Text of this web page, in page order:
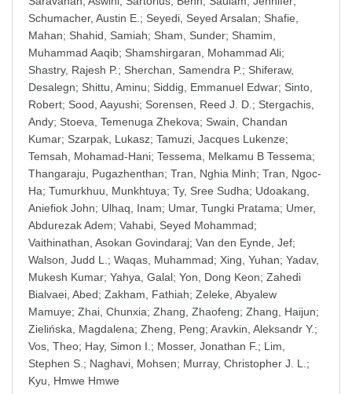
Schumacher, Austin E. ; Seyedi, Seyed Arsalan; Shafie,
Mahan; Shahid, Samiah; Sham, Sunder; Shamim,
Muhammad Aaqib; Shamshirgaran, Mohammad Ali;
Shastry, Rajesh P.; Sherchan, Samendra P.; Shiferaw,
Desalegn; Shittu, Aminu; Siddig, Emmanuel Edwar; Sinto,
Robert; Sood, Aayushi; Sorensen, Reed J. D. ; Stergachis,
Andy; Stoeva, Temenuga Zhekova; Swain, Chandan
Kumar; Szarpak, Lukasz; Tamuzi, Jacques Lukenze;
Temsah, Mohamad-Hani; Tessema, Melkamu B Tessema;
Thangaraju, Pugazhenthan; Tran, Nghia Minh; Tran, Ngoc-
Ha; Tumurkhuu, Munkhtuya; Ty, Sree Sudha; Udoakang,
Aniefiok John; Ulhaq, Inam; Umar, Tungki Pratama; Umer,
Abdurezak Adem; Vahabi, Seyed Mohammad;
Vaithinathan, Asokan Govindaraj; Van den Eynde, Jef;
Walson, Judd L. ; Waqas, Muhammad; Xing, Yuhan; Yadav,
Mukesh Kumar; Yahya, Galal; Yon, Dong Keon; Zahedi
Bialvaei, Abed; Zakham, Fathiah; Zeleke, Abyalew
Mamuye; Zhai, Chunxia; Zhang, Zhaofeng; Zhang, Haijun;
Zielińska, Magdalena; Zheng, Peng; Aravkin, Aleksandr Y.;
Vos, Theo; Hay, Simon I. ; Mosser, Jonathan F. ; Lim,
Stephen S. ; Naghavi, Mohsen; Murray, Christopher J. L. ;
Kyu, Hmwe Hmwe